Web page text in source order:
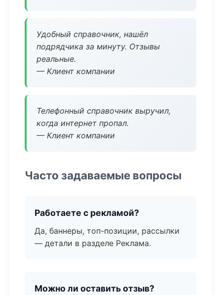
Удобный справочник, нашёл
подрядчика за минуту. Отзывы
реальные.
— Клиент компании
Телефонный справочник выручил,
когда интернет пропал.
— Клиент компании
Часто задаваемые вопросы
Работаете с рекламой?
Да, баннеры, топ-позиции, рассылки
— детали в разделе Реклама.
Можно ли оставить отзыв?